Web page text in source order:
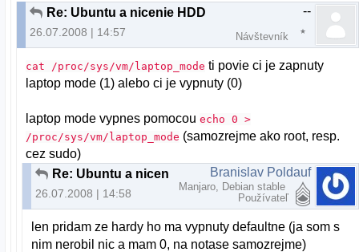
Re: Ubuntu a nicenie HDD
26.07.2008 | 14:57
--
Návštevník
cat /proc/sys/vm/laptop_mode ti povie ci je zapnuty
laptop mode (1) alebo ci je vypnuty (0)
laptop mode vypnes pomocouecho 0 >
/proc/sys/vm/laptop_mode (samozrejme ako root, resp.
cez sudo)
Re: Ubuntu a nicenie HDD
26.07.2008 | 14:58
Branislav Poldauf
Manjaro, Debian stable
Používateľ
len pridam ze hardy ho ma vypnuty defaultne (ja som s
nim nerobil nic a mam 0, na notase samozrejme)